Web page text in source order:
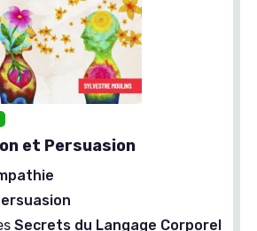
et Persuasion
Secrets du Langage Corporel